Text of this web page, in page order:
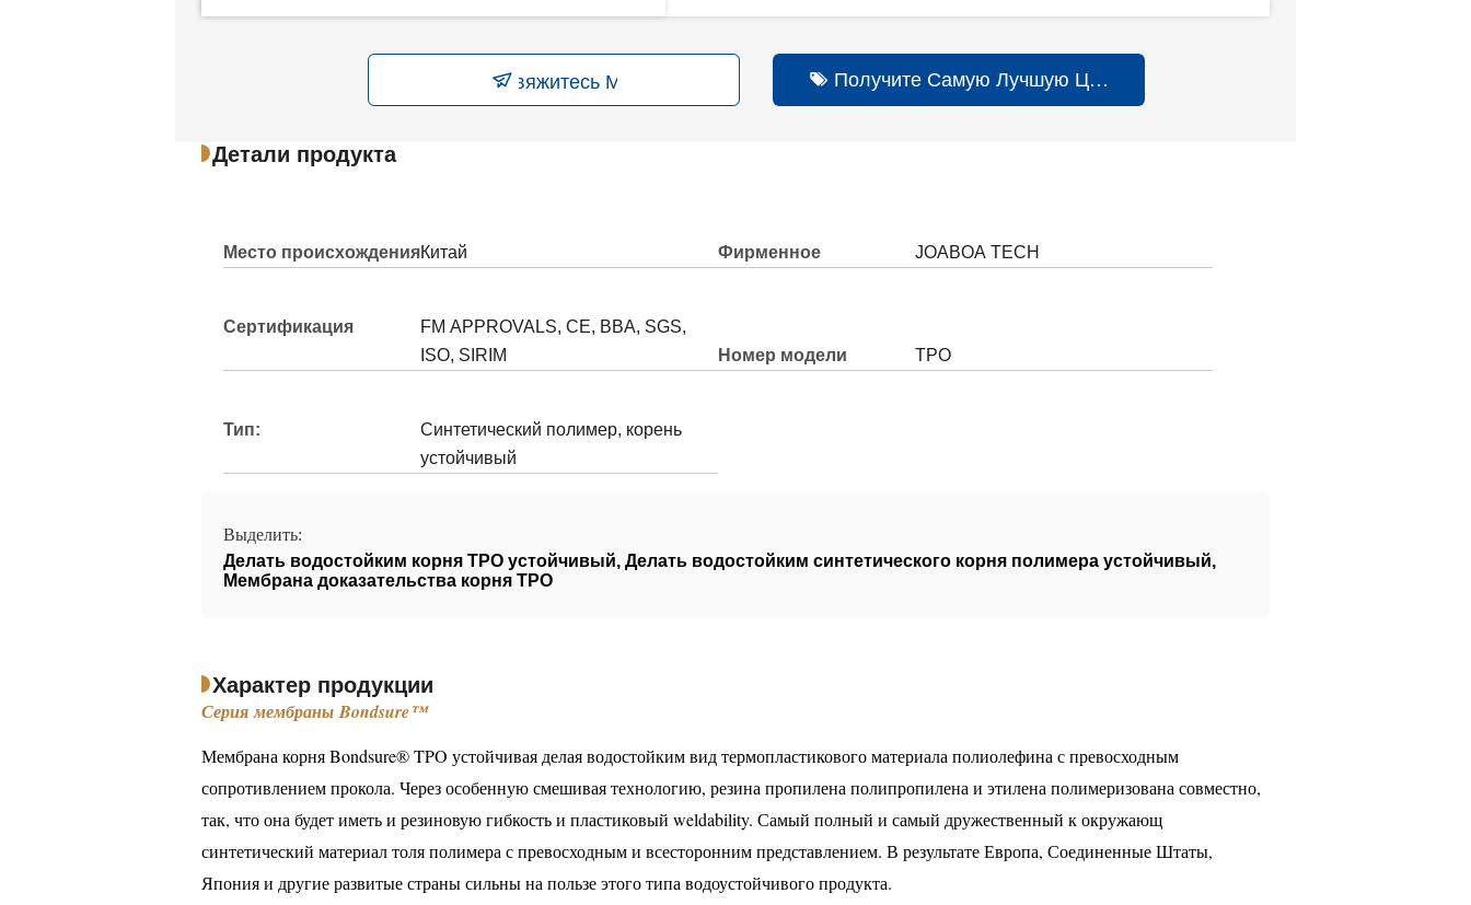
Свяжитесь Мы Получите Самую Лучшую Цену
Детали продукта
Место происхожденияКитай
Фирменное
JOABOA TECH
Сертификация
FM APPROVALS, CE, BBA, SGS,
ISO, SIRIM
Номер модели TPO
Тип:
Синтетический полимер, корень
устойчивый
Выделить:
Делать водостойким корня TPO устойчивый, Делать водостойким синтетического корня полимера устойчивый,
Мембрана доказательства корня TPO
Характер продукции
Серия мембраны Bondsure™
Мембрана корня Bondsure® TPO устойчивая делая водостойким вид термопластикового материала полиолефина с превосходным
сопротивлением прокола. Через особенную смешивая технологию, резина пропилена полипропилена и этилена полимеризована совместно,
так, что она будет иметь и резиновую гибкость и пластиковый weldability. Самый полный и самый дружественный к окружающ
синтетический материал толя полимера с превосходным и всесторонним представлением. В результате Европа, Соединенные Штаты,
Япония и другие развитые страны сильны на пользе этого типа водоустойчивого продукта.